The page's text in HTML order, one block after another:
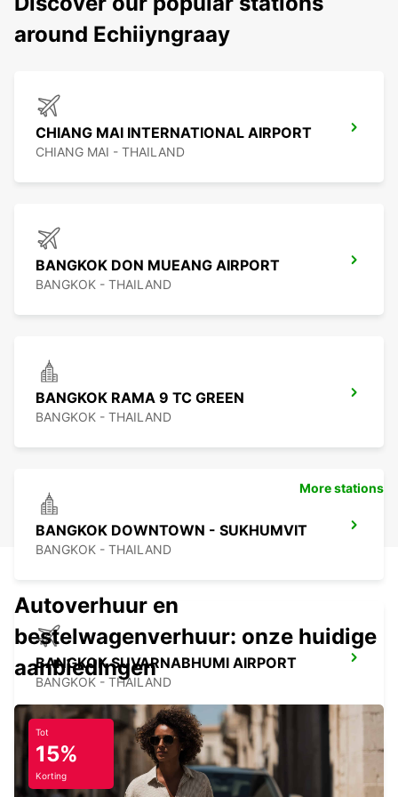
around Echiiyngraay
CHIANG MAI INTERNATIONAL AIRPORT
CHIANG MAI - THAILAND
BANGKOK DON MUEANG AIRPORT
BANGKOK - THAILAND
BANGKOK RAMA 9 TC GREEN
BANGKOK - THAILAND
BANGKOK DOWNTOWN - SUKHUMVIT
BANGKOK - THAILAND
BANGKOK SUVARNABHUMI AIRPORT
BANGKOK - THAILAND
More stations
Autoverhuur en
bestelwagenverhuur: onze huidige
aanbiedingen
Tot
15%
Korting